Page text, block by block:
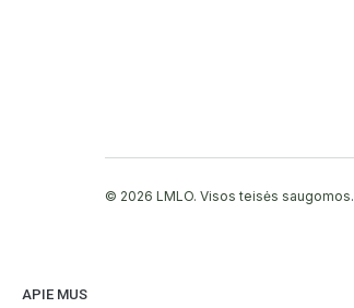
© 2026 LMLO. Visos teisės saugomos.
APIE MUS